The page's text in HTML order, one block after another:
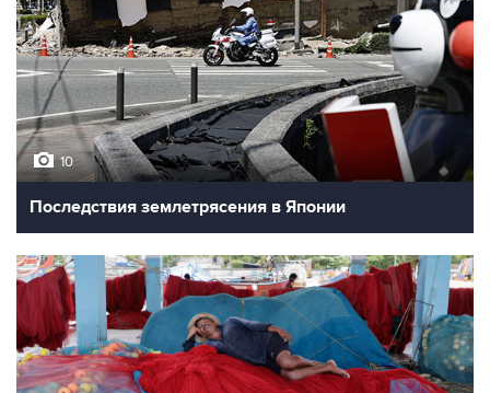
10
Последствия землетрясения в Японии